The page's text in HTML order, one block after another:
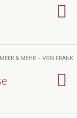
& MEHR – VON FRANK